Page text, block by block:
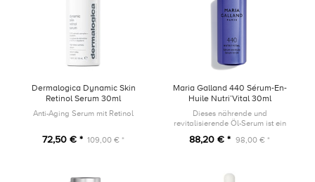
Dermalogica Dynamic Skin
Retinol Serum 30ml
Anti-Aging Serum mit Retinol
72,50 € * 109,00 € *
Maria Galland 440 Sérum-En-
Huile Nutri’Vital 30ml
Dieses nährende und
revitalisierende Öl-Serum ist ein
trockenem, seidigem Finish für
88,20 € * 98,00 € *